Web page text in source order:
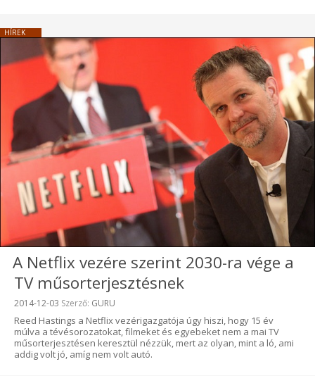
HÍREK
A Netflix vezére szerint 2030-ra vége a
TV műsorterjesztésnek
Beküldve:
2014-12-03 Szerző: GURU
Reed Hastings a Netflix vezérigazgatója úgy hiszi, hogy 15 év
múlva a tévésorozatokat, filmeket és egyebeket nem a mai TV
műsorterjesztésen keresztül nézzük, mert az olyan, mint a ló, ami
addig volt jó, amíg nem volt autó.